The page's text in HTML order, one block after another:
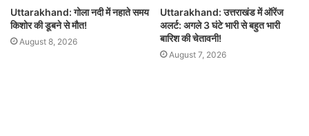
Uttarakhand: गोला नदी में नहाते समय
किशोर की डूबने से मौत!
August 8, 2026
Uttarakhand: उत्तराखंड में ऑरेंज
अलर्ट: अगले 3 घंटे भारी से बहुत भारी
बारिश की चेतावनी!
August 7, 2026